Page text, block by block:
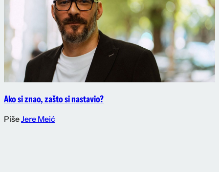
Ako si znao, zašto si nastavio?
PišeJere Meić